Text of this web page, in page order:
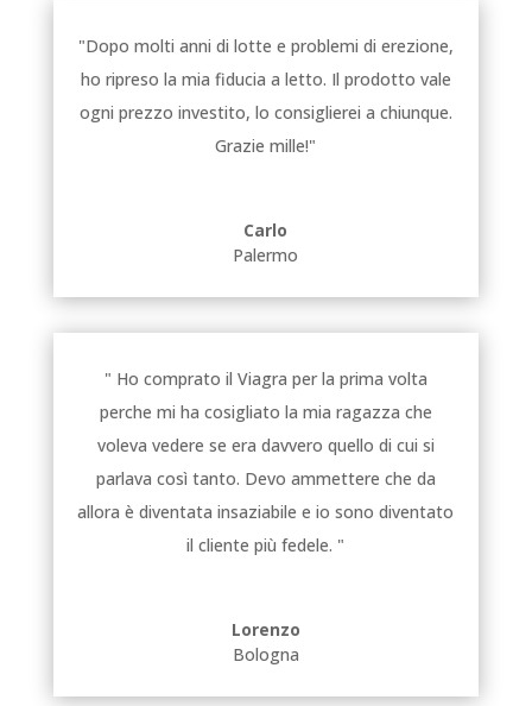
"Dopo molti anni di lotte e problemi di erezione,
ho ripreso la mia fiducia a letto. Il prodotto vale
ogni prezzo investito, lo consiglierei a chiunque.
Grazie mille!"
Carlo
Palermo
" Ho comprato il Viagra per la prima volta
perche mi ha cosigliato la mia ragazza che
voleva vedere se era davvero quello di cui si
parlava così tanto. Devo ammettere che da
allora è diventata insaziabile e io sono diventato
il cliente più fedele. "
Lorenzo
Bologna